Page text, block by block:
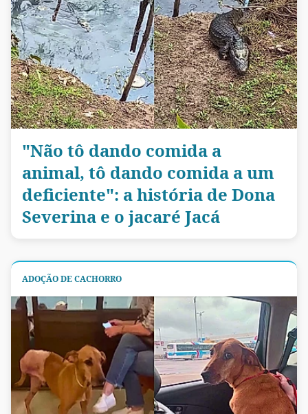
"Não tô dando comida a
animal, tô dando comida a um
deficiente": a história de Dona
Severina e o jacaré Jacá
ADOÇÃO DE CACHORRO